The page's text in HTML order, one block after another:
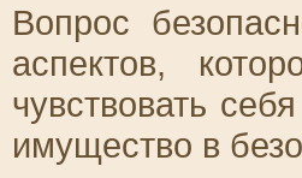
Вопрос
аспектов,
чувствовать
имущество в